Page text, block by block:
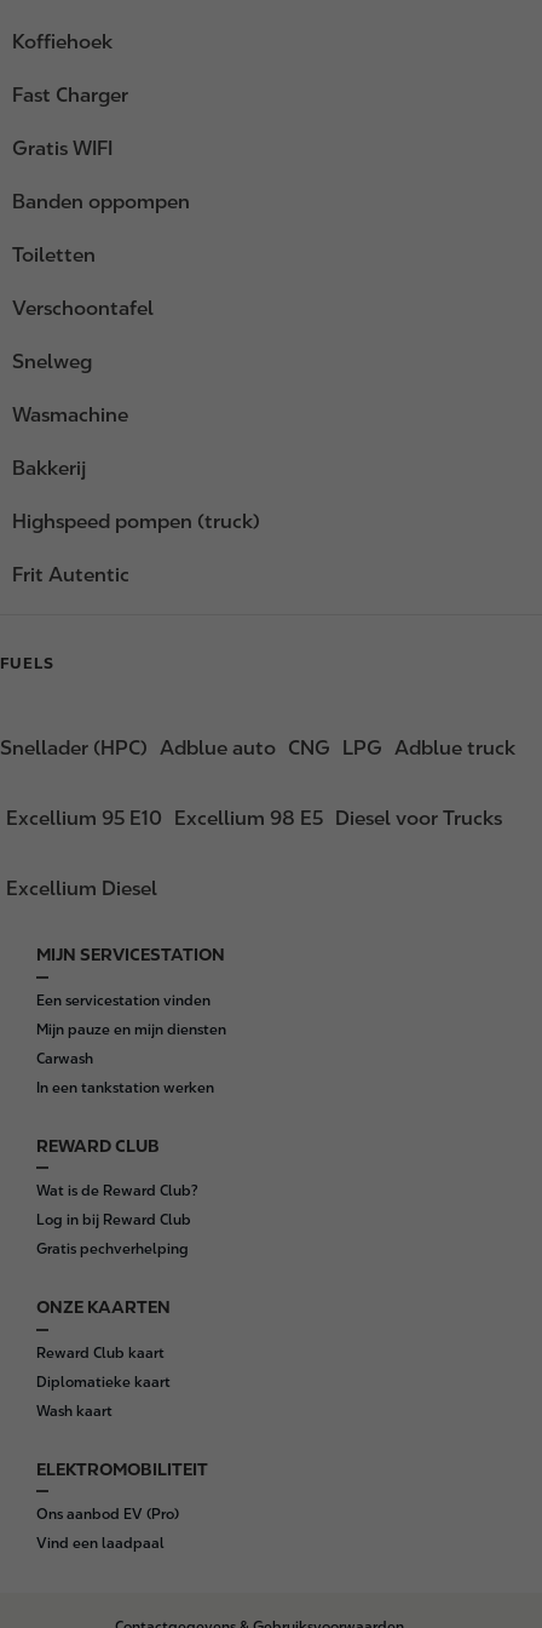
Koffiehoek
Fast Charger
Gratis WIFI
Banden oppompen
Toiletten
Verschoontafel
Snelweg
Wasmachine
Bakkerij
Highspeed pompen (truck)
Frit Autentic
FUELS
Snellader (HPC) Adblue auto CNG LPG Adblue truck
Excellium 95 E10 Excellium 98 E5 Diesel voor Trucks
Excellium Diesel
F
o
o
t
e
MIJN SERVICESTATION
Een servicestation vinden
Mijn pauze en mijn diensten
Carwash
In een tankstation werken
REWARD CLUB
Wat is de Reward Club?
Log in bij Reward Club
Gratis pechverhelping
ONZE KAARTEN
Reward Club kaart
Diplomatieke kaart
Wash kaart
ELEKTROMOBILITEIT
Ons aanbod EV (Pro)
Vind een laadpaal